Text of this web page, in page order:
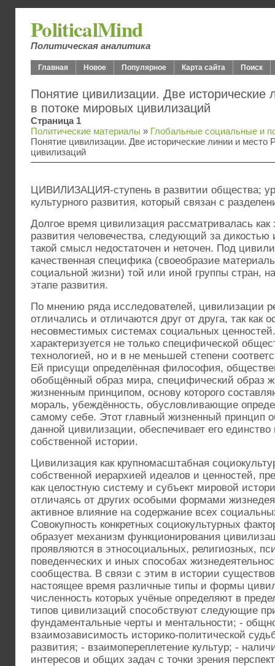
PoliticalMind
Политическая аналитика
Главная Новое Популярное Карта сайта Поиск
Понятие цивилизации. Две исторические
в потоке мировых цивилизаций
Страница 1
Политические материалы » Глобальные социальные и
Понятие цивилизации. Две исторические линии и место
цивилизаций
ЦИВИЛИЗАЦИЯ-ступень в развитии общества;
культурного развития, который связан с
Долгое время цивилизация рассматривалась как
развития человечества, следующий за дикостью
такой смысл недостаточен и неточен. Под
качественная специфика (своеобразие
социальной жизни) той или иной группы стран,
этапе развития.
По мнению ряда исследователей, цивилизации
отличались и отличаются друг от друга, так как
несовместимых системах социальных
характеризуется не только специфической
технологией, но и в не меньшей степени
Ей присущи определённая философия,
обобщённый образ мира, специфический образ
жизненным принципом, основу которого
мораль, убеждённость, обусловливающие
самому себе. Этот главный жизненный принцип
данной цивилизации, обеспечивает его
собственной истории.
Цивилизация как крупномасштабная
собственной иерархией идеалов и ценностей,
как целостную систему и субъект мировой
отличаясь от других особыми формами
активное влияние на содержание всех
Совокупность конкретных социокультурных
образует механизм функционирования
проявляются в этносоциальных, религиозных,
поведенческих и иных способах
сообщества. В связи с этим в истории
настоящее время различные типы и формы
численность которых учёные определяют в
типов цивилизаций способствуют следующие
фундаментальные черты и ментальности; -
взаимозависимость историко-политической
развития; - взаимопереплетение культур; -
интересов и общих задач с точки зрения